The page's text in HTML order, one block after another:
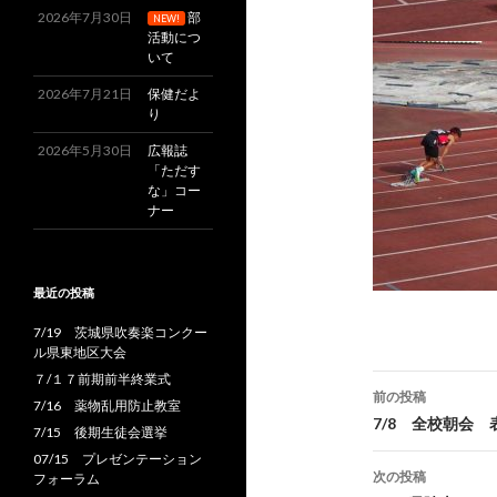
投
稿
前の投稿
7/8 全校朝会
次の投稿
2026年7月30日 NEW! 部
活動につ
いて
2026年7月21日
保健だよ
り
2026年5月30日
広報誌
「ただす
な」コー
ナー
最近の投稿
7/19 茨城県吹奏楽コンクー
ル県東地区大会
７/１７前期前半終業式
7/16 薬物乱用防止教室
7/15 後期生徒会選挙
07/15 プレゼンテーション
フォーラム